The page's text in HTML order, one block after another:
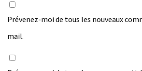
Prévenez-moi de tous les nouveaux
mail.